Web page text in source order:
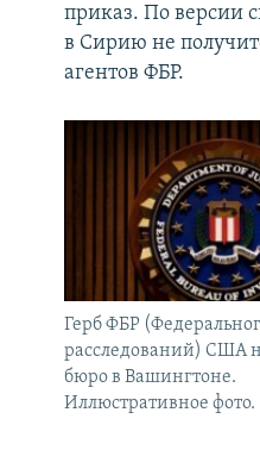
приказ. По версии
в Сирию не
агентов ФБР.
Герб ФБР
расследований) США
бюро в Вашингтоне.
Иллюстративное фото.